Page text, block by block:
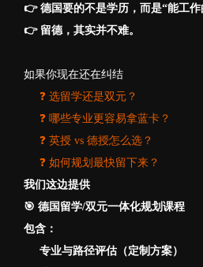
👉 德国要的不是学历，而是“能工作
👉 留德，其实并不难。
如果你现在还在纠结
❓ 选留学还是双元？
❓ 哪些专业更容易拿蓝卡？
❓ 英授 vs 德授怎么选？
❓ 如何规划最快留下来？
我们这边提供
🎯 德国留学/双元一体化规划课程
包含：
专业与路径评估（定制方案）